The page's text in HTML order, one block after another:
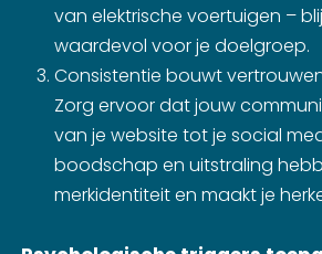
van elektrische voertuigen –
waardevol voor je doelgroep.
Consistentie bouwt
Zorg ervoor dat jouw
van je website tot je social
boodschap en uitstraling
merkidentiteit en maakt je